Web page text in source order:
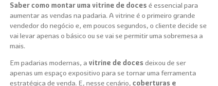
Saber como montar uma vitrine de doces é essencial para
aumentar as vendas na padaria. A vitrine é o primeiro grande
vendedor do negócio e, em poucos segundos, o cliente decide se
vai levar apenas o básico ou se vai se permitir uma sobremesa a
mais.
Em padarias modernas, a vitrine de doces deixou de ser
apenas um espaço expositivo para se tornar uma ferramenta
estratégica de venda. E, nesse cenário, coberturas e